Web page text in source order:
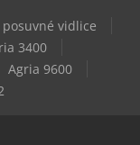
vidlice
3400
Agria 9600